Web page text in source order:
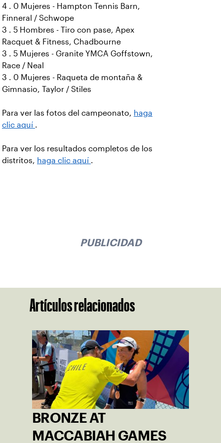
4 . 0 Mujeres - Hampton Tennis Barn,
Finneral / Schwope
3 . 5 Hombres - Tiro con pase, Apex
Racquet & Fitness, Chadbourne
3 . 5 Mujeres - Granite YMCA Goffstown,
Race / Neal
3 . 0 Mujeres - Raqueta de montaña &
Gimnasio, Taylor / Stiles
Para ver las fotos del campeonato, haga
clic aquí .
Para ver los resultados completos de los
distritos, haga clic aquí .
PUBLICIDAD
Artículos relacionados
BRONZE AT
MACCABIAH GAMES